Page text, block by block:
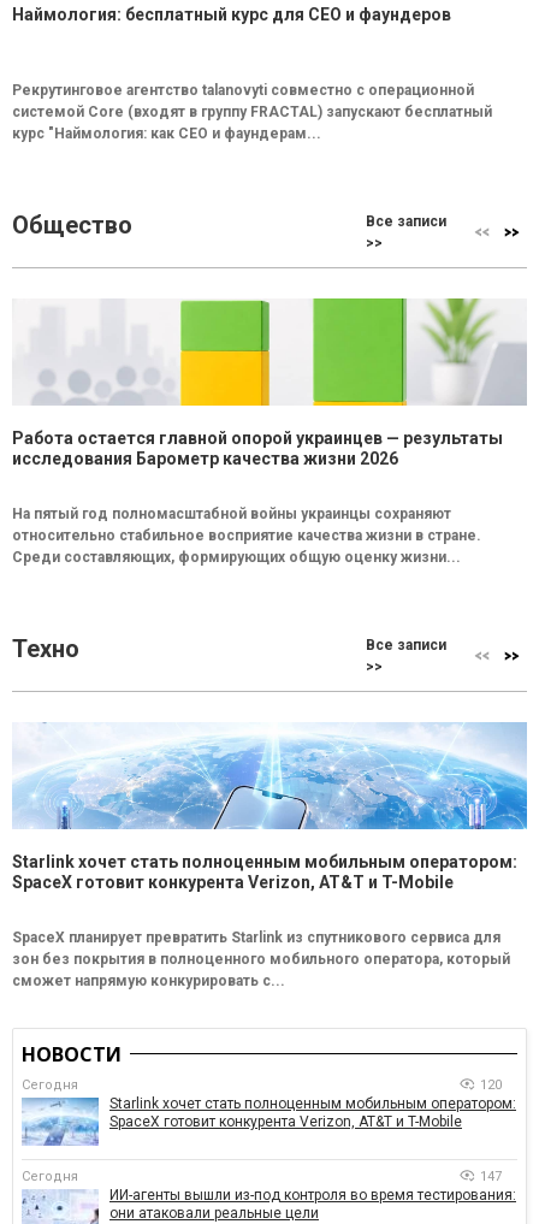
Наймология: бесплатный курс для CEO и фаундеров
Рекрутинговое агентство talanovyti совместно с операционной
системой Core (входят в группу FRACTAL) запускают бесплатный
курс "Наймология: как СEO и фаундерам...
Общество
Все записи
>>
Работа остается главной опорой украинцев — результаты
исследования Барометр качества жизни 2026
На пятый год полномасштабной войны украинцы сохраняют
относительно стабильное восприятие качества жизни в стране.
Среди составляющих, формирующих общую оценку жизни...
Техно
Все записи
>>
Starlink хочет стать полноценным мобильным оператором:
SpaceX готовит конкурента Verizon, AT&T и T-Mobile
SpaceX планирует превратить Starlink из спутникового сервиса для
зон без покрытия в полноценного мобильного оператора, который
сможет напрямую конкурировать с...
НОВОСТИ
Сегодня 120
Starlink хочет стать полноценным мобильным оператором:
SpaceX готовит конкурента Verizon, AT&T и T-Mobile
Сегодня 147
ИИ-агенты вышли из-под контроля во время тестирования:
они атаковали реальные цели